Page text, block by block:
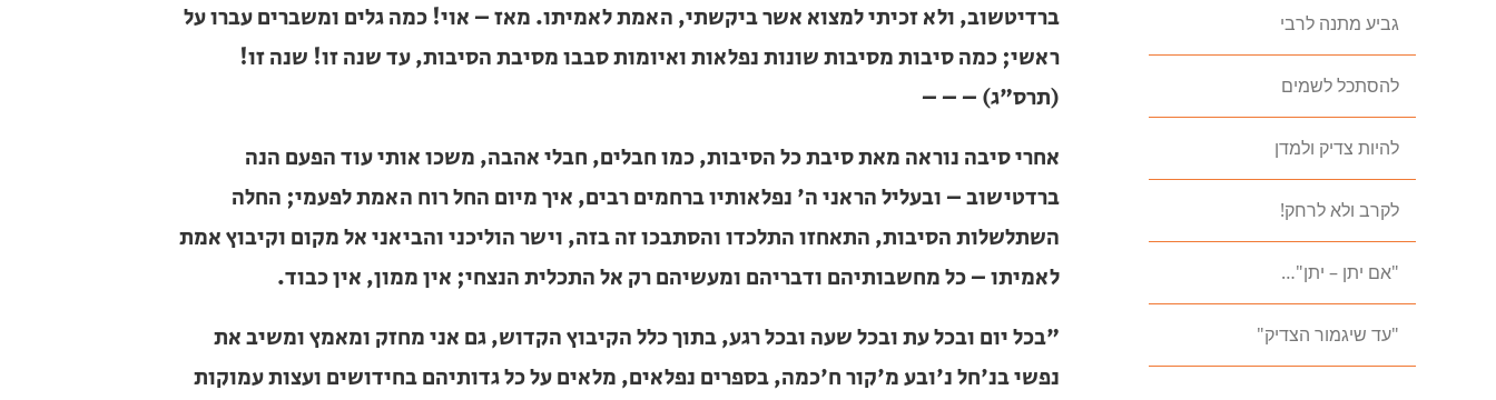
גביע מתנה לרבי
להסתכל לשמים
להיות צדיק ולמדן
לקרב ולא לרחק!
"אם יתן – יתן"…
"עד שיגמור הצדיק"
מאמר רבותינו ז"ל: 'הבא ליטהר מסייעין לו' כלומר 'אומרים לו המתן.' זה שנים אחדות הייתי פה
ברדיטשוב, ולא זכיתי למצוא אשר ביקשתי, האמת לאמיתו. מאז – אוי! כמה גלים ומשברים עברו על
ראשי; כמה סיבות מסיבות שונות נפלאות ואיומות סבבו מסיבת הסיבות, עד שנה זו! שנה זו!
אחרי סיבה נוראה מאת סיבת כל הסיבות, כמו חבלים, חבלי אהבה, משכו אותי עוד הפעם הנה
ברדטישוב – ובעליל הראני ה' נפלאותיו ברחמים רבים, איך מיום החל רוח האמת לפעמי; החלה
השתלשלות הסיבות, התאחזו התלכדו והסתבכו זה בזה, וישר הוליכני והביאני אל מקום וקיבוץ אמת
"בכל יום ובכל עת ובכל שעה ובכל רגע, בתוך כלל הקיבוץ הקדוש, גם אני מחזק ומאמץ ומשיב את